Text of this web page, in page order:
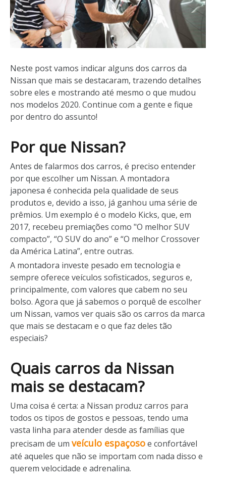
Neste post vamos indicar alguns dos carros da
Nissan que mais se destacaram, trazendo detalhes
sobre eles e mostrando até mesmo o que mudou
nos modelos 2020. Continue com a gente e fique
por dentro do assunto!
Por que Nissan?
Antes de falarmos dos carros, é preciso entender
por que escolher um Nissan. A montadora
japonesa é conhecida pela qualidade de seus
produtos e, devido a isso, já ganhou uma série de
prêmios. Um exemplo é o modelo Kicks, que, em
2017, recebeu premiações como "O melhor SUV
compacto”, “O SUV do ano” e “O melhor Crossover
da América Latina”, entre outras.
A montadora investe pesado em tecnologia e
sempre oferece veículos sofisticados, seguros e,
principalmente, com valores que cabem no seu
bolso. Agora que já sabemos o porquê de escolher
um Nissan, vamos ver quais são os carros da marca
que mais se destacam e o que faz deles tão
especiais?
Quais carros da Nissan
mais se destacam?
Uma coisa é certa: a Nissan produz carros para
todos os tipos de gostos e pessoas, tendo uma
vasta linha para atender desde as famílias que
precisam de um veículo espaçosoe confortável
até aqueles que não se importam com nada disso e
querem velocidade e adrenalina.